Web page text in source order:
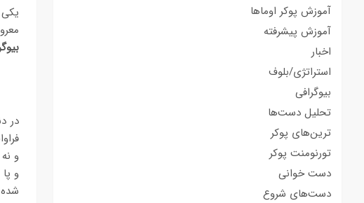
در
و
و
آموزش پوکر اوماها
آموزش پیشرفته
اخبار
استراتژی/بلوف
بیوگرافی
تحلیل دست‌ها
ترین‌های پوکر
تورنومنت پوکر
دست خوانی
دست‌های شروع